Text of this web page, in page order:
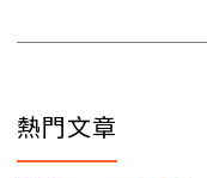
熱門文章